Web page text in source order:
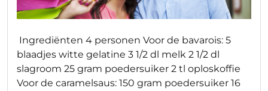
Ingrediënten 4 personen Voor de bavarois: 5
blaadjes witte gelatine 3 1/2 dl melk 2 1/2 dl
slagroom 25 gram poedersuiker 2 tl oploskoffie
Voor de caramelsaus: 150 gram poedersuiker 16